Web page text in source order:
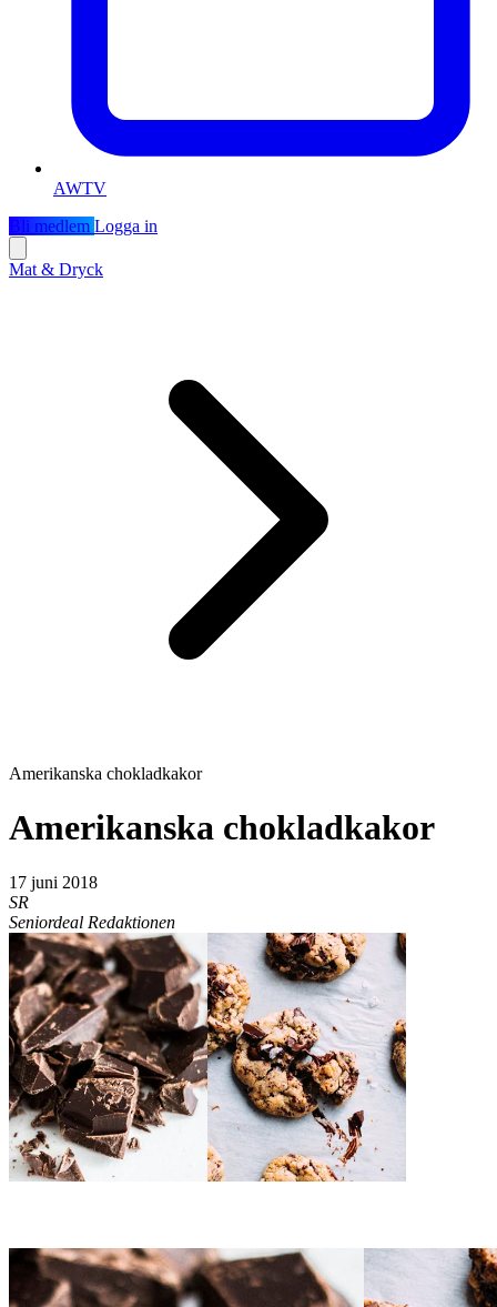
AWTV
Bli medlem Logga in
Mat & Dryck
Amerikanska chokladkakor
Amerikanska chokladkakor
17 juni 2018
SR
Seniordeal Redaktionen